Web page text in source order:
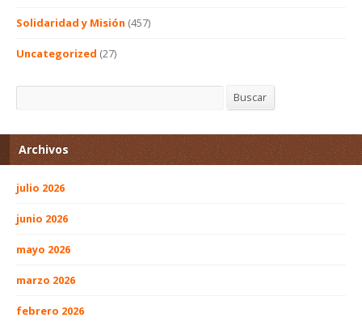
Solidaridad y Misión (457)
Uncategorized (27)
Buscar
Archivos
julio 2026
junio 2026
mayo 2026
marzo 2026
febrero 2026